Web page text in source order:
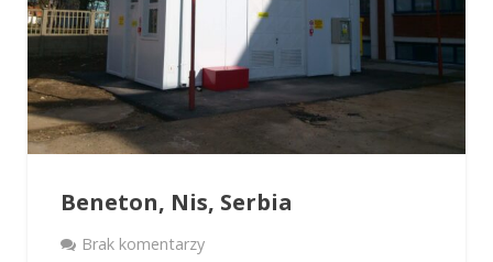
Kontakt
Beneton, Nis, Serbia
Brak komentarzy